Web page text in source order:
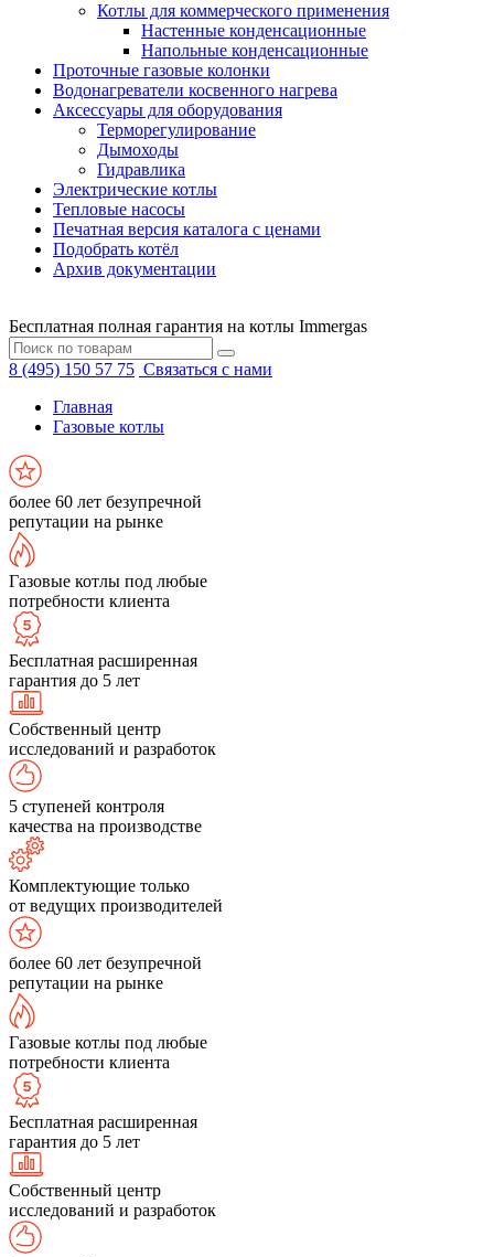
Котлы для коммерческого применения
Настенные конденсационные
Напольные конденсационные
Проточные газовые колонки
Водонагреватели косвенного нагрева
Аксессуары для оборудования
Терморегулирование
Дымоходы
Гидравлика
Электрические котлы
Тепловые насосы
Печатная версия каталога с ценами
Подобрать котёл
Архив документации
Бесплатная полная гарантия на котлы Immergas
8 (495) 150 57 75 Связаться с нами
Главная
Газовые котлы
более 60 лет безупречной
репутации на рынке
Газовые котлы под любые
потребности клиента
Бесплатная расширенная
гарантия до 5 лет
Собственный центр
исследований и разработок
5 ступеней контроля
качества на производстве
Комплектующие только
от ведущих производителей
более 60 лет безупречной
репутации на рынке
Газовые котлы под любые
потребности клиента
Бесплатная расширенная
гарантия до 5 лет
Собственный центр
исследований и разработок